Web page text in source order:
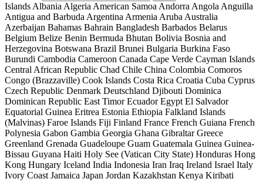
Islands Albania Algeria American Samoa Andorra Angola Anguilla
Antigua and Barbuda Argentina Armenia Aruba Australia
Azerbaijan Bahamas Bahrain Bangladesh Barbados Belarus
Belgium Belize Benin Bermuda Bhutan Bolivia Bosnia and
Herzegovina Botswana Brazil Brunei Bulgaria Burkina Faso
Burundi Cambodia Cameroon Canada Cape Verde Cayman Islands
Central African Republic Chad Chile China Colombia Comoros
Congo (Brazzaville) Cook Islands Costa Rica Croatia Cuba Cyprus
Czech Republic Denmark Deutschland Djibouti Dominica
Dominican Republic East TimorEcuadorEgypt El Salvador
Equatorial Guinea Eritrea Estonia Ethiopia Falkland Islands
(Malvinas) Faroe Islands Fiji Finland France French Guiana French
Polynesia Gabon Gambia Georgia Ghana GibraltarGreece
Greenland Grenada Guadeloupe Guam Guatemala Guinea Guinea-
Bissau Guyana Haiti Holy See (Vatican City State) Honduras Hong
Kong Hungary Iceland India Indonesia Iran Iraq Ireland Israel Italy
Ivory Coast Jamaica Japan Jordan Kazakhstan Kenya Kiribati